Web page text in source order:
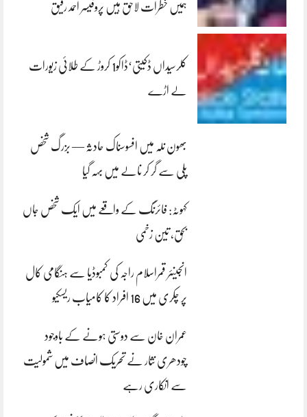
ہمیں خطرات لاحق ہیں پروفیسر احمد رفیق
کلرسیداں ڈکیتی‘ڈاکو1 کروڑ کے طلائی زیورات
لے اڑے
بھون نلہ میں افسوسناک حادثہ — بزرگ شخص
پلی سے گر کر نالے میں بہہ گیا
کہوٹہ: فائرنگ کے واقعے میں ایک شخص جاں
بحق، تین زخمی
انجینئر قمراسلام راجہ کی کمبوڈیا سے ہنگامی کال
پر چکری میں 16 افراد کا کامیاب ریسکیو
عمران خان سے دوستی ہونے کے باوجود
چودھری نثار نے تحریک انصاف میں شمولیت
سے انکاری رہے